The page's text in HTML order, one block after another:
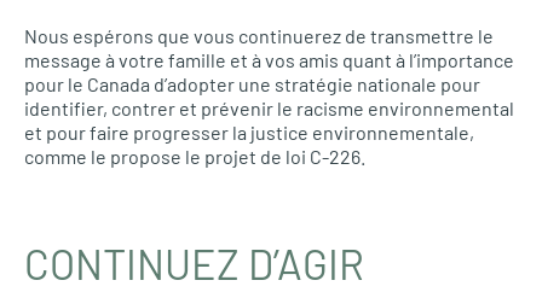
Nous espérons que vous continuerez de transmettre le
message à votre famille et à vos amis quant à l’importance
pour le Canada d’adopter une stratégie nationale pour
identifier, contrer et prévenir le racisme environnemental
et pour faire progresser la justice environnementale,
comme le propose le projet de loi C-226.
CONTINUEZ D’AGIR